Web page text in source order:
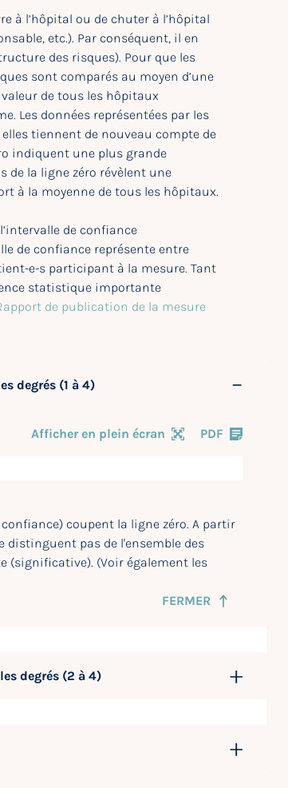
à l’hôpital ou de chuter à l’hôpital
etc.). Par conséquent, il en
des risques). Pour que les
sont comparés au moyen d’une
de tous les hôpitaux
Les données représentées par les
tiennent de nouveau compte de
indiquent une plus grande
de la ligne zéro révèlent une
à la moyenne de tous les hôpitaux.
de confiance
de confiance représente entre
e-s participant à la mesure. Tant
statistique importante
de publication de la mesure
degrés (1 à 4)
Afficher en plein écran PDF
coupent la ligne zéro. A partir
distinguent pas de l'ensemble des
(significative). (Voir également les
FERMER
degrés (2 à 4)